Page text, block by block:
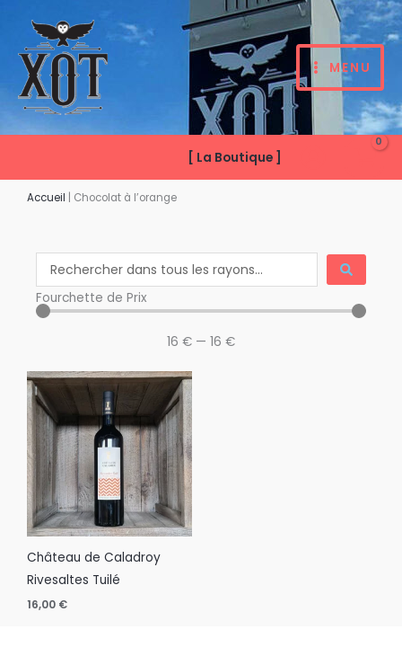
contenu
MENU
[ La Boutique ]
Accueil Chocolat à l’orange
Search
...
Fourchette de Prix
16 € — 16 €
Château de Caladroy
Rivesaltes Tuilé
16,00 €